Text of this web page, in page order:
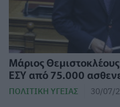
Μάριος
ΕΣΥ από 75.000
ΠΟΛΙΤΙΚΉ ΥΓΕΊΑΣ 30/07/